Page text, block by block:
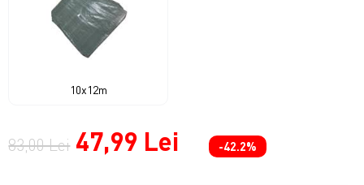
10x12m
83,00 Lei 47,99 Lei -42.2%